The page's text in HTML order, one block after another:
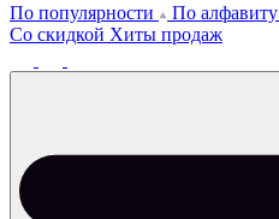
По популярности По алфавиту
Со скидкой Хиты продаж